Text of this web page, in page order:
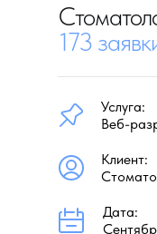
173
Услуга:
Веб-
Клиент:
Дата: